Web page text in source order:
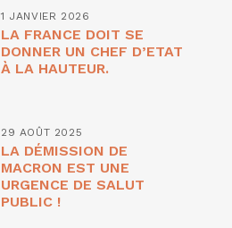
1 JANVIER 2026
LA FRANCE DOIT SE
DONNER UN CHEF D’ETAT
À LA HAUTEUR.
29 AOÛT 2025
LA DÉMISSION DE
MACRON EST UNE
URGENCE DE SALUT
PUBLIC !